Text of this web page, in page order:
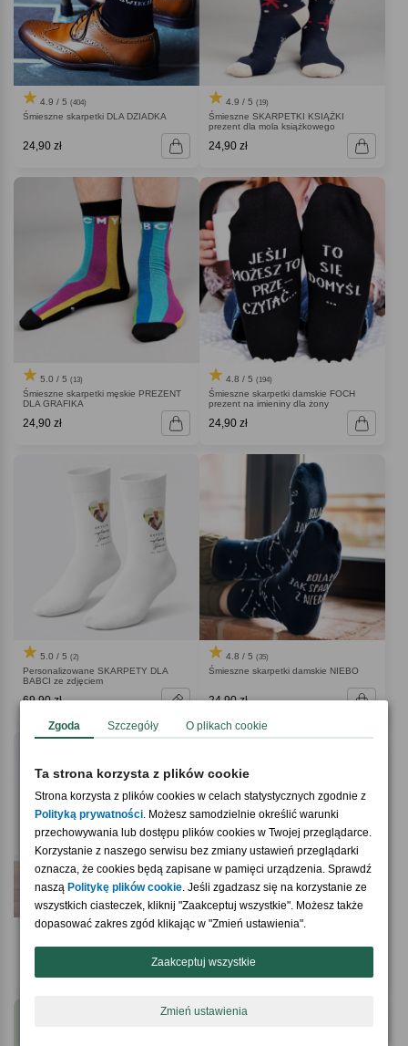
4.9 / 5 (404)
Śmieszne skarpetki DLA DZIADKA
24,90 zł
4.9 / 5 (19)
Śmieszne SKARPETKI KSIĄŻKI
prezent dla mola książkowego
24,90 zł
5.0 / 5 (13)
Śmieszne skarpetki męskie PREZENT
DLA GRAFIKA
24,90 zł
4.8 / 5 (194)
Śmieszne skarpetki damskie FOCH
prezent na imieniny dla żony
24,90 zł
5.0 / 5 (2)
Personalizowane SKARPETY DLA
BABCI ze zdjęciem
69,90 zł
4.8 / 5 (35)
Śmieszne skarpetki damskie NIEBO
24,90 zł
Śmieszne skarpetki męskie VODKA
-30%
Zestaw śmiesznych damskich skarpetek
38,43 zł
Zgoda Szczegóły O plikach cookie
Ta strona korzysta z plików cookie
Strona korzysta z plików cookies w celach statystycznych zgodnie z
Polityką prywatności. Możesz samodzielnie określić warunki
przechowywania lub dostępu plików cookies w Twojej przeglądarce.
Korzystanie z naszego serwisu bez zmiany ustawień przeglądarki
oznacza, że cookies będą zapisane w pamięci urządzenia. Sprawdź
naszą Politykę plików cookie. Jeśli zgadzasz się na korzystanie ze
wszystkich ciasteczek, kliknij "Zaakceptuj wszystkie". Możesz także
dopasować zakres zgód klikając w "Zmień ustawienia".
Zaakceptuj wszystkie
Zmień ustawienia